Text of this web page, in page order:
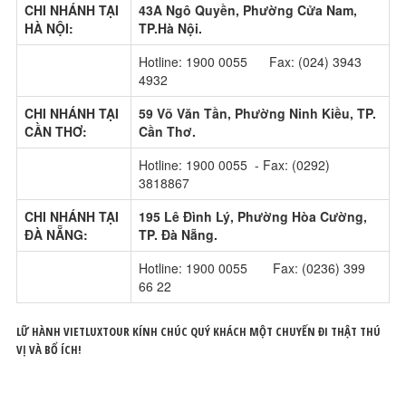
CHI NHÁNH TẠI
HÀ NỘI:
43A Ngô Quyền, Phường Cửa Nam,
TP.Hà Nội.
Hotline: 1900 0055 Fax: (024) 3943
4932
CHI NHÁNH TẠI
CẦN THƠ:
59 Võ Văn Tần, Phường Ninh Kiều, TP.
Cần Thơ.
Hotline: 1900 0055 - Fax: (0292)
3818867
CHI NHÁNH TẠI
ĐÀ NẴNG:
195 Lê Đình Lý, Phường Hòa Cường,
TP. Đà Nẵng.
Hotline: 1900 0055 Fax: (0236) 399
66 22
LỮ HÀNH VIETLUXTOUR KÍNH CHÚC QUÝ KHÁCH MỘT CHUYẾN ĐI THẬT THÚ
VỊ VÀ BỔ ÍCH!